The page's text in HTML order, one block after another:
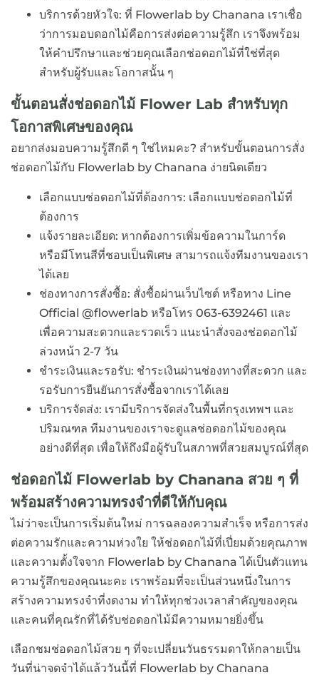
บริการด้วยหัวใจ: ที่ Flowerlab by Chanana เราเชื่อ
ว่าการมอบดอกไม้คือการส่งต่อความรู้สึก เราจึงพร้อม
ให้คำปรึกษาและช่วยคุณเลือกช่อดอกไม้ที่ใช่ที่สุด
สำหรับผู้รับและโอกาสนั้น ๆ
ขั้นตอนสั่งช่อดอกไม้ Flower Lab สำหรับทุก
โอกาสพิเศษของคุณ
อยากส่งมอบความรู้สึกดี ๆ ใช่ไหมคะ? สำหรับขั้นตอนการสั่ง
ช่อดอกไม้กับ Flowerlab by Chanana ง่ายนิดเดียว
เลือกแบบช่อดอกไม้ที่ต้องการ: เลือกแบบช่อดอกไม้ที่
ต้องการ
แจ้งรายละเอียด: หากต้องการเพิ่มข้อความในการ์ด
หรือมีโทนสีที่ชอบเป็นพิเศษ สามารถแจ้งทีมงานของเรา
ได้เลย
ช่องทางการสั่งซื้อ: สั่งซื้อผ่านเว็บไซต์ หรือทาง Line
Official @flowerlab หรือโทร 063-6392461 และ
เพื่อความสะดวกและรวดเร็ว แนะนำสั่งจองช่อดอกไม้
ล่วงหน้า 2-7 วัน
ชำระเงินและรอรับ: ชำระเงินผ่านช่องทางที่สะดวก และ
รอรับการยืนยันการสั่งซื้อจากเราได้เลย
บริการจัดส่ง: เรามีบริการจัดส่งในพื้นที่กรุงเทพฯ และ
ปริมณฑล ทีมงานของเราจะดูแลช่อดอกไม้ของคุณ
อย่างดีที่สุด เพื่อให้ถึงมือผู้รับในสภาพที่สวยสมบูรณ์ที่สุด
ช่อดอกไม้ Flowerlab by Chanana สวย ๆ ที่
พร้อมสร้างความทรงจำที่ดีให้กับคุณ
ไม่ว่าจะเป็นการเริ่มต้นใหม่ การฉลองความสำเร็จ หรือการส่ง
ต่อความรักและความห่วงใย ให้ช่อดอกไม้ที่เปี่ยมด้วยคุณภาพ
และความตั้งใจจาก Flowerlab by Chanana ได้เป็นตัวแทน
ความรู้สึกของคุณนะคะ เราพร้อมที่จะเป็นส่วนหนึ่งในการ
สร้างความทรงจำที่งดงาม ทำให้ทุกช่วงเวลาสำคัญของคุณ
และคนที่คุณรักที่ได้รับช่อดอกไม้มีความหมายยิ่งขึ้น
เลือกชมช่อดอกไม้สวย ๆ ที่จะเปลี่ยนวันธรรมดาให้กลายเป็น
วันที่น่าจดจำได้แล้ววันนี้ที่ Flowerlab by Chanana